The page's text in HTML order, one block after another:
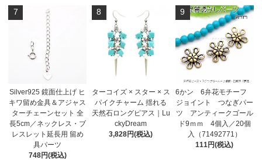
7
Silver925 鏡面仕上げ ヒ
キワ留め金具＆アジャス
ターチェーンセット 全
長5cm／ネックレス・ブ
レスレット延長用 留め
具パーツ
748円(税込)
8
ターコイズ × スター × ス
パイクチャーム 揺れる
天然石ロングピアス｜Lu
ckyDream
3,828円(税込)
9
6かン 6弁花モチーフ
ジョイント つなぎパー
ツ アンティークゴール
ド9ｍｍ 4個入／20個
入（71492771）
111円(税込)